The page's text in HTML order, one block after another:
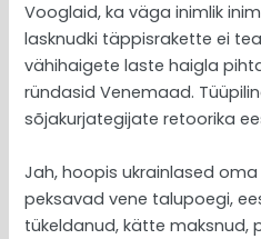
Vooglaid, ka väga inimlik
lasknudki täppisrakette ei
vähihaigete laste haigla
ründasid Venemaad.
sõjakurjategijate retoorika
Jah, hoopis ukrainlased
peksavad vene talupoegi,
tükeldanud, kätte maksnud,